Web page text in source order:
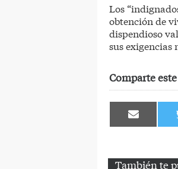
Los
obtención de
dispendioso
sus exigencias
Comparte
Compartir
en
También te